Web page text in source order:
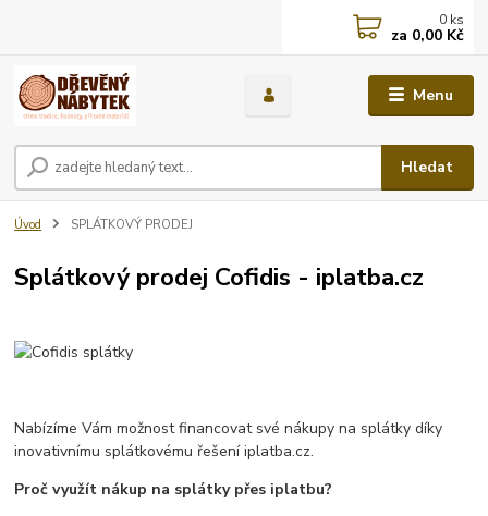
Menu
Hledat
0 ks
za 0,00 Kč
Úvod SPLÁTKOVÝ PRODEJ
Splátkový prodej Cofidis - iplatba.cz
Nabízíme Vám možnost financovat své nákupy na splátky díky
inovativnímu splátkovému řešení iplatba.cz.
Proč využít nákup na splátky přes iplatbu?